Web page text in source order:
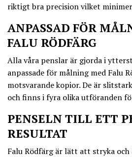
riktigt bra precision vilket
ANPASSAD FÖR
FALU RÖDFÄRG
Alla våra penslar är gjorda i
anpassade för målning med Falu
motsvarande kopior. De är
och finns i fyra olika utföranden
PENSELN TILL ETT
RESULTAT
Falu Rödfärg är lätt att stryka